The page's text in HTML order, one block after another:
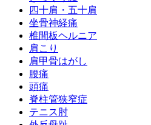
四十肩・五十肩
坐骨神経痛
椎間板ヘルニア
肩こり
肩甲骨はがし
腰痛
頭痛
脊柱管狭窄症
テニス肘